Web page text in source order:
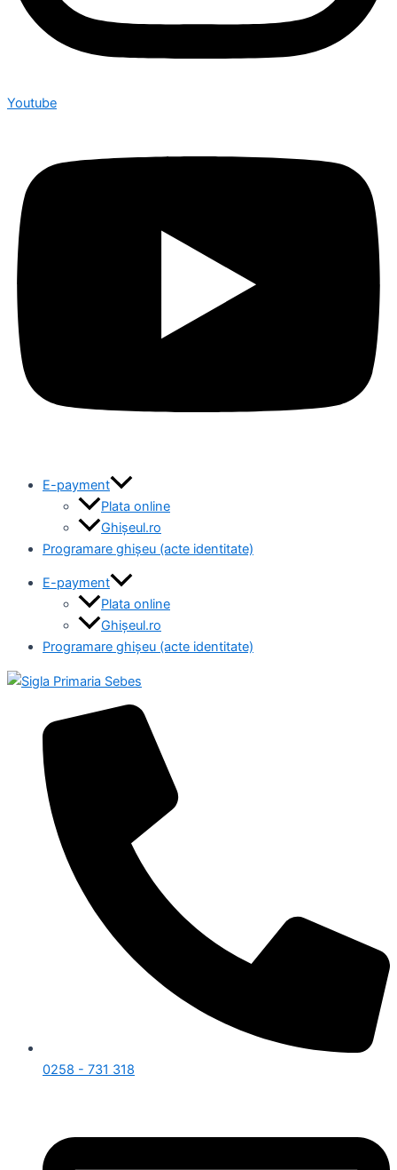
Youtube
E-payment
Plata online
Ghișeul.ro
Programare ghișeu (acte identitate)
E-payment
Plata online
Ghișeul.ro
Programare ghișeu (acte identitate)
0258 - 731 318